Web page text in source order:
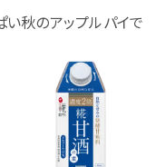
い秋のアップルパイで